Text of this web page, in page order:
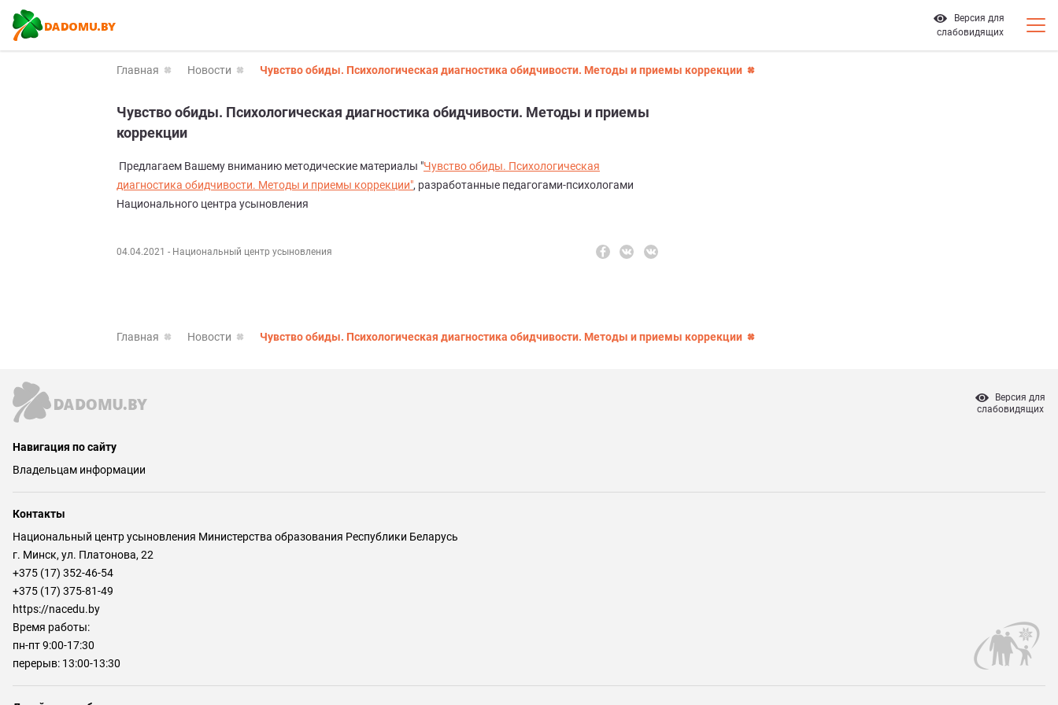
Версия для
слабовидящих
Главная Новости Чувство обиды. Психологическая диагностика обидчивости. Методы и приемы коррекции
Чувство обиды. Психологическая диагностика обидчивости. Методы и приемы
коррекции
Предлагаем Вашему вниманию методические материалы "Чувство обиды. Психологическая
диагностика обидчивости. Методы и приемы коррекции", разработанные педагогами-психологами
Национального центра усыновления
04.04.2021 - Национальный центр усыновления
Главная Новости Чувство обиды. Психологическая диагностика обидчивости. Методы и приемы коррекции
Версия для
слабовидящих
Навигация по сайту
Владельцам информации
Контакты
Национальный центр усыновления Министерства образования Республики Беларусь
г. Минск, ул. Платонова, 22
+375 (17) 352-46-54
+375 (17) 375-81-49
https://nacedu.by
Время работы:
пн-пт 9:00-17:30
перерыв: 13:00-13:30